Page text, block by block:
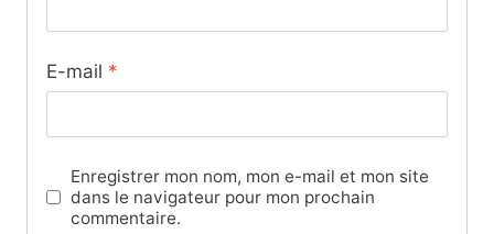
E-mail *
Enregistrer mon nom, mon e-mail et mon site
dans le navigateur pour mon prochain
commentaire.